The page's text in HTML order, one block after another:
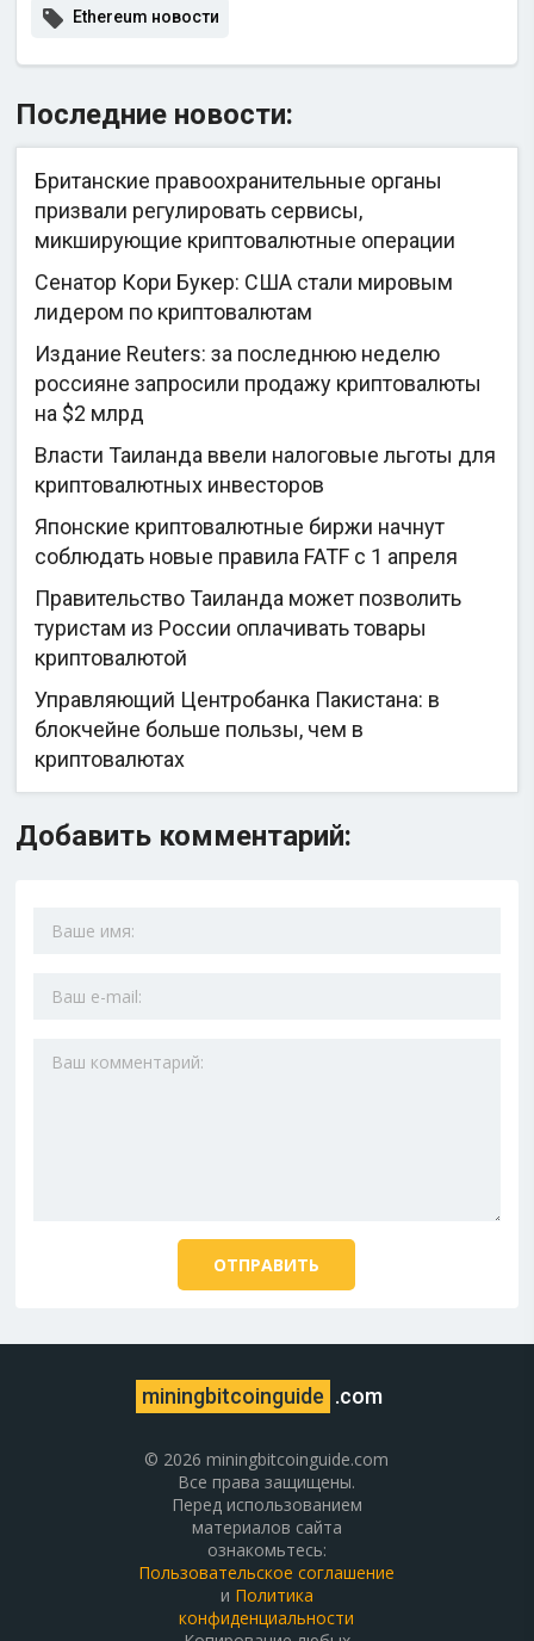
Ethereum новости
Последние новости:
Британские правоохранительные органы
призвали регулировать сервисы,
микширующие криптовалютные операции
Сенатор Кори Букер: США стали мировым
лидером по криптовалютам
Издание Reuters: за последнюю неделю
россияне запросили продажу криптовалюты
на $2 млрд
Власти Таиланда ввели налоговые льготы для
криптовалютных инвесторов
Японские криптовалютные биржи начнут
соблюдать новые правила FATF с 1 апреля
Правительство Таиланда может позволить
туристам из России оплачивать товары
криптовалютой
Управляющий Центробанка Пакистана: в
блокчейне больше пользы, чем в
криптовалютах
Добавить комментарий:
miningbitcoinguide .com
© 2026 miningbitcoinguide.com
Все права защищены.
Перед использованием
материалов сайта
ознакомьтесь:
Пользовательское соглашение
и Политика
конфиденциальности